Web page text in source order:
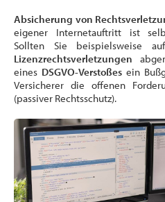
Absicherung von
eigener Internetauftritt ist
Sollten Sie beispielsweise
Lizenzrechtsverletzungen
eines DSGVO-Verstoßes ein
Versicherer die offenen
(passiver Rechtsschutz).